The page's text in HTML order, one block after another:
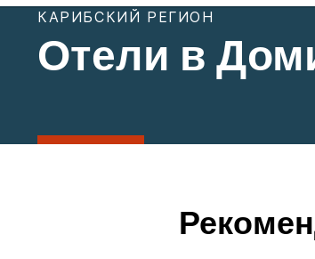
КАРИБСКИЙ РЕГИОН
Отели в